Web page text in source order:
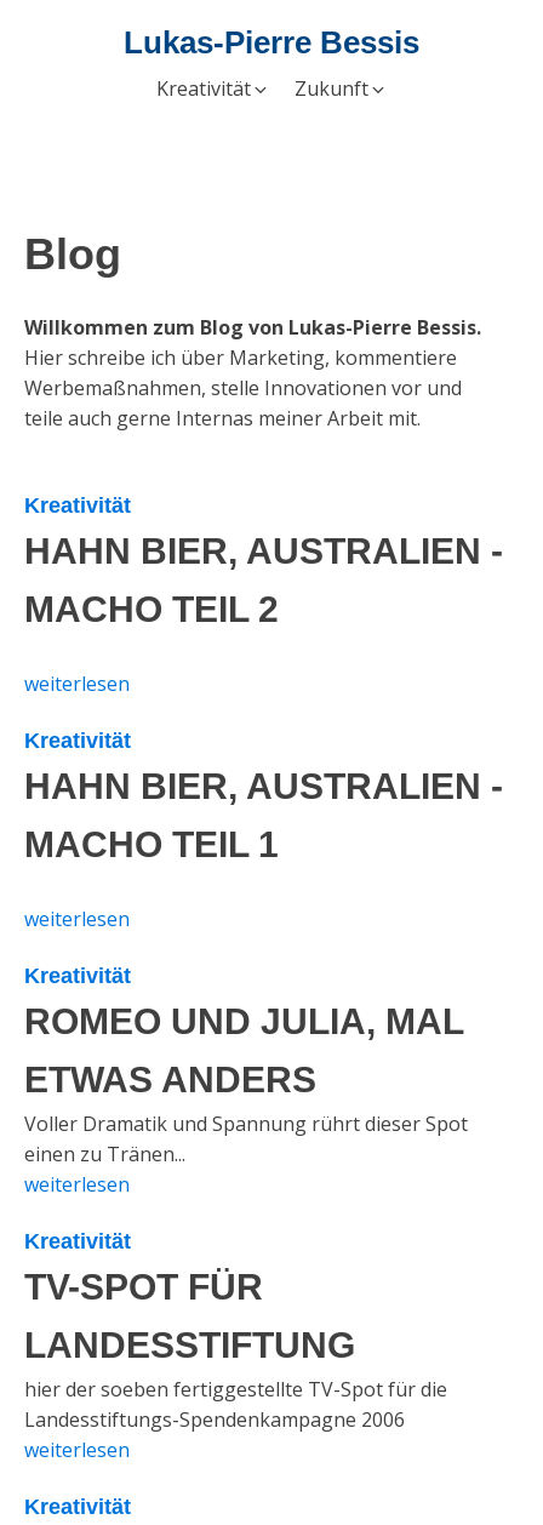
Lukas-Pierre Bessis
Kreativität Zukunft
Blog
Willkommen zum Blog von Lukas-Pierre Bessis.
Hier schreibe ich über Marketing, kommentiere
Werbemaßnahmen, stelle Innovationen vor und
teile auch gerne Internas meiner Arbeit mit.
Kreativität
HAHN BIER, AUSTRALIEN -
MACHO TEIL 2
weiterlesen
Kreativität
HAHN BIER, AUSTRALIEN -
MACHO TEIL 1
weiterlesen
Kreativität
ROMEO UND JULIA, MAL
ETWAS ANDERS
Voller Dramatik und Spannung rührt dieser Spot
einen zu Tränen...
weiterlesen
Kreativität
TV-SPOT FÜR
LANDESSTIFTUNG
hier der soeben fertiggestellte TV-Spot für die
Landesstiftungs-Spendenkampagne 2006
weiterlesen
Kreativität